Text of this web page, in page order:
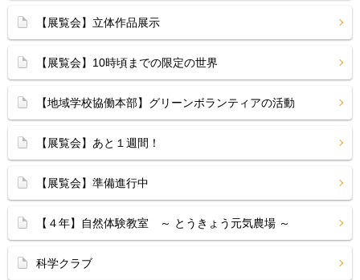
【展覧会】立体作品展示
【展覧会】10時頃までの限定の世界
【地域学校協働本部】グリーンボランティアの活動
【展覧会】あと１週間！
【展覧会】準備進行中
【４年】自然体験教室 ～ とうきょう元気農場 ～
科学クラブ